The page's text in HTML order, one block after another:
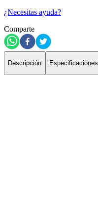
¿Necesitas ayuda?
Comparte
Descripción Especificaciones